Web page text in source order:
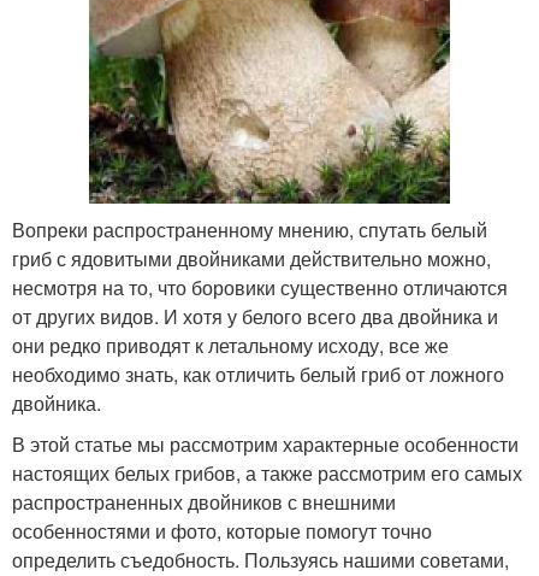
Вопреки распространенному мнению, спутать белый
гриб с ядовитыми двойниками действительно можно,
несмотря на то, что боровики существенно отличаются
от других видов. И хотя у белого всего два двойника и
они редко приводят к летальному исходу, все же
необходимо знать, как отличить белый гриб от ложного
двойника.
В этой статье мы рассмотрим характерные особенности
настоящих белых грибов, а также рассмотрим его самых
распространенных двойников с внешними
особенностями и фото, которые помогут точно
определить съедобность. Пользуясь нашими советами,